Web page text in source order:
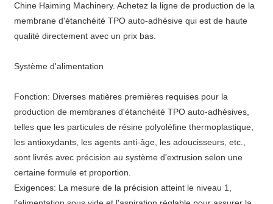
Chine Haiming Machinery. Achetez la ligne de production de la
membrane d'étanchéité TPO auto-adhésive qui est de haute
qualité directement avec un prix bas.
Système d'alimentation
Fonction: Diverses matières premières requises pour la
production de membranes d'étanchéité TPO auto-adhésives,
telles que les particules de résine polyoléfine thermoplastique,
les antioxydants, les agents anti-âge, les adoucisseurs, etc.,
sont livrés avec précision au système d'extrusion selon une
certaine formule et proportion.
Exigences: La mesure de la précision atteint le niveau 1,